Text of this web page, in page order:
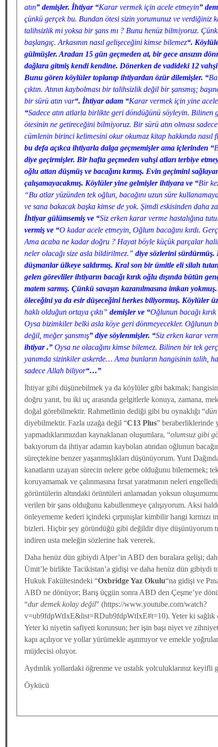
atın” demişler. İhtiyar “Karar vermek için acele etmeyin”
çünkü gerçek bu. Bundan ötesi sizin yorumunuz ve verdiğiniz
talihsizlik mi yoksa bir şans mı ? Bunu henüz bilmiyoruz.
başlangıç. Arkasının nasıl gelişeceğini kimse bilemez“.
gülmüşler. Aradan 15 gün geçmeden at, bir gece ansızın
dağlara gitmiş kendi kendine. Dönerken de vadideki 12 vahşi
Bunu gören köylüler toplanıp ihtiyardan özür dilemişler. “
çıktın. Atının kaybolması bir talihsizlik değil bir şansmış;
bir sürü atın var“. İhtiyar adam “Karar vermek için yine
“Sadece atın atlarla birlikte geri döndüğünü söyleyin. Bilinen
ötesinin ne getireceğini bilmiyoruz. Bir sürü atın olması
cümlenin birinci kelimesini okur okumaz kitap hakkında nasıl
bu defa açıkca ihtiyarla dalga geçmemişler ama içlerinden “
diye geçirmişler. Bir hafta geçmeden vahşi atları terbiye
oğlu attan düşmüş ve bacağını kırmış. Evin geçimini
çalışamayacakmış. Köylüler yine gelmişler ihtiyara ve “Bir
“Bu atlar yüzünden tek oğlun, bacağını uzun süre
ve sana bakacak başka kimse de yok. Şimdi eskisinden daha
İhtiyar gülümsemiş ve “Siz erken karar verme hastalığına
vermiş ve “O kadar acele etmeyin, Oğlum bacağını kırdı.
Ama acaba ne kadar doğru ? Hayat böyle küçük parçalar
neler olacağı size asla bildirilmez.” diye sözlerini
düşmanlar ülkeye saldırmış. Kral son bir ümitle eli silah
gelen görevliler ihtiyarın bacağı kırık oğlu dışında bütün
matem sarmış. Çünkü savaşın kazanılmasına imkan
öleceğini ya da esir düşeceğini herkes biliyormuş. Köylüler
haklı olduğun ortaya çıktı” demişler ve “Oğlunun bacağı
Oysa bizimkiler belki asla köye geri dönmeyecekler. Oğlunun
değil, meğer şansmış” diye söylenmişler. “Siz erken karar
ihtiyar .” Oysa ne olacağını kimse bilemez. Bilinen bir tek
yanımda sizinkiler askerde… Ama bunların hangisinin talih,
sadece Allah biliyor“…”
İhtiyar gibi düşünebilmek ya da köylüler gibi bakmak;
doğru yanıt, bu iki uç arasında gelgitlerle konuya, zamana,
doğal görebilmektir. Rahmetlinin dediği gibi bu oynaklığı “
diyebilmektir. Fazla uzağa değil “C13 Plus” beraberliklerinde
yapmadıklarımızdan kaynaklanan oluşumlara, “olumsuz gibi
bakıyorum da ihtiyar adamın kaybolan atından oğlunun
süreçtekine benzer yaşanmışlıkları düşünüyorum. Yunt
kanatların uzayan sürecin nelere gebe olduğunu bilememek;
koruyamamak ve çalınmasına fırsat yaratmanın neleri
görüntülerin altındaki örüntüleri anlamadan yoksun
verilen bir şans olduğunu kabullenmeye çalışıyorum. Aksi
önleyememe kederi içindeki çırpınışlar kimbilir hangi kırmızı
bizleri. Hiçbir şey göründüğü gibi değildir diye düşünüyorum
indiren usta meleğin sözlerine hak vererek.
Daha henüz dün gibiydi Alper’in ABD den buralara gelişi;
Ümit’le birlikte Tacikistan’a gidişi ve daha henüz dün gibiydi
Hukuk Fakültesindeki “Oxbridge Yaz Okulu“na gidişi ve
ABD ne dönüyor; Barış üçgün sonra ABD den Çeşme’ye
“dur demek kolay değil” (https://www.youtube.com/watch?
v=ub9fdpWtIxE&list=RDub9fdpWtIxE#t=10). Yeter ki sağlık
Yeter ki niyetin safiyeti korunsun; her işin başı niyet ve
kapı açılıyor ve yollar yürümekle aşınmıyor ve emekle
müjdecisi oluyor.
Aydınlık yollardaki öğrenme ve ustalık yolculuklarınız keyifli
Öykücü